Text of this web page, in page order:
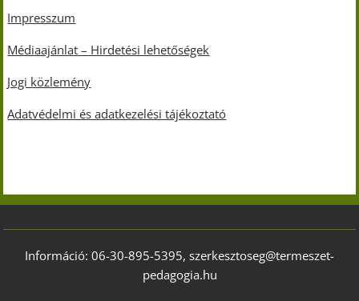
Impresszum
Médiaajánlat – Hirdetési lehetőségek
Jogi közlemény
Adatvédelmi és adatkezelési tájékoztató
Információ: 06-30-895-5395, szerkesztoseg@termeszet-
pedagogia.hu